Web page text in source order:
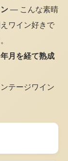
— こんな素晴
ワイン好きで
月を経て熟成
テージワイン